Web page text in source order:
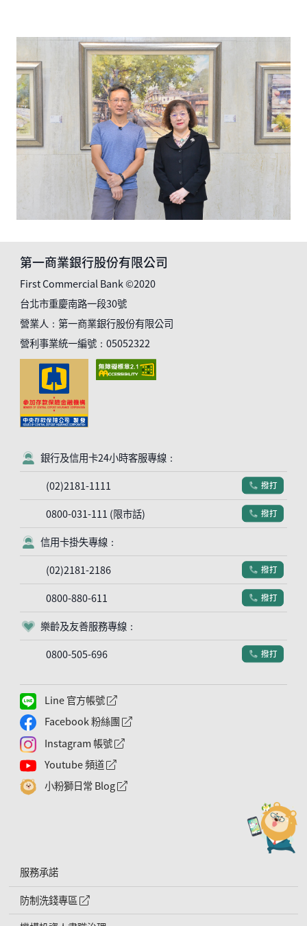
第一商業銀行股份有限公司
First Commercial Bank ©2020
台北市重慶南路一段30號
營業人：第一商業銀行股份有限公司
營利事業統一編號：05052322
客服符號
銀行及信用卡24小時客服專線：
(02)2181-1111
電話符號
撥打
0800-031-111 (限市話) 電話符號
撥打
客服符號
信用卡掛失專線：
(02)2181-2186
電話符號
撥打
0800-880-611 電話符號
撥打
客服符號
樂齡及友善服務專線：
0800-505-696
電話符號
撥打
Line 官方帳號 外網連結符號
Facebook 粉絲團 外網連結符號
Instagram 帳號 外網連結符號
Youtube 頻道 外網連結符號
小粉獅日常 Blog 外網連結符號
服務承諾
防制洗錢專區
外網連結符號